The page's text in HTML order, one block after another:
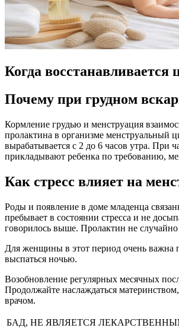
Когда
Почему при грудном
Кормление грудью и менструация
пролактина в организме менструальный
вырабатывается с 2 до 6 часов утра. При
прикладывают ребенка по требованию,
Как стресс влияет на
Роды и появление в доме младенца
пребывает в состоянии стресса и не
говорилось выше. Пролактин не случайно
Для женщины в этот период очень важна
выспаться ночью.
Возобновление регулярных месячных
Продолжайте наслаждаться
врачом.
БАД, НЕ ЯВЛЯЕТСЯ